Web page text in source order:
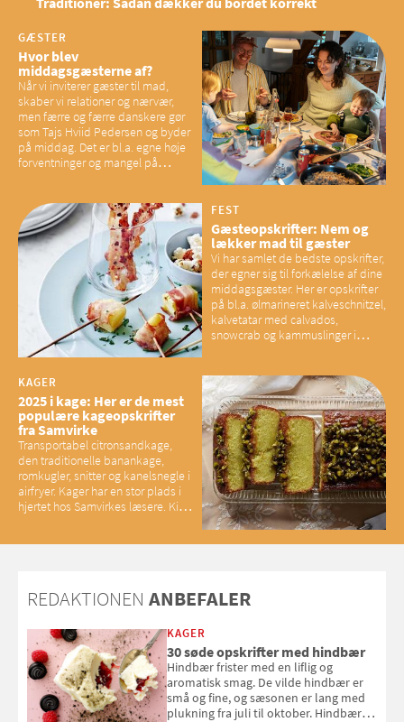
GÆSTER
Hvor blev
middagsgæsterne af?
Når vi inviterer gæster til mad,
skaber vi relationer og nærvær,
men færre og færre danskere gør
som Tajs Hviid Pedersen og byder
på middag. Det er bl.a. egne høje
forventninger og mangel på
have konsekvenser for vores
sociale fællesskaber
FEST
Gæsteopskrifter: Nem og
lækker mad til gæster
Vi har samlet de bedste opskrifter,
der egner sig til forkælelse af dine
middagsgæster. Her er opskrifter
på bl.a. ølmarineret kalveschnitzel,
kalvetatar med calvados,
snowcrab og kammuslinger i
KAGER
2025 i kage: Her er de mest
populære kageopskrifter
fra Samvirke
Transportabel citronsandkage,
den traditionelle banankage,
romkugler, snitter og kanelsnegle i
airfryer. Kager har en stor plads i
hjertet hos Samvirkes læsere. Kig
REDAKTIONEN ANBEFALER
KAGER
30 søde opskrifter med hindbær
Hindbær frister med en liflig og
aromatisk smag. De vilde hindbær er
små og fine, og sæsonen er lang med
plukning fra juli til oktober. Hindbær